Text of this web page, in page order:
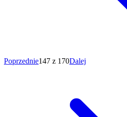
Poprzednie147 z 170Dalej